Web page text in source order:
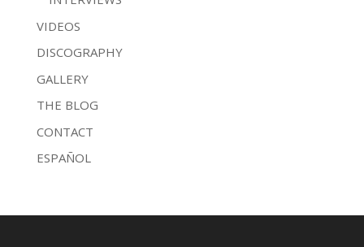
VIDEOS
DISCOGRAPHY
GALLERY
THE BLOG
CONTACT
ESPAÑOL